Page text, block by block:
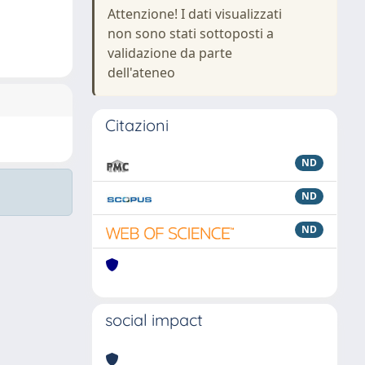
Attenzione! I dati visualizzati
non sono stati sottoposti a
validazione da parte
dell'ateneo
Citazioni
ND
ND
ND
social impact